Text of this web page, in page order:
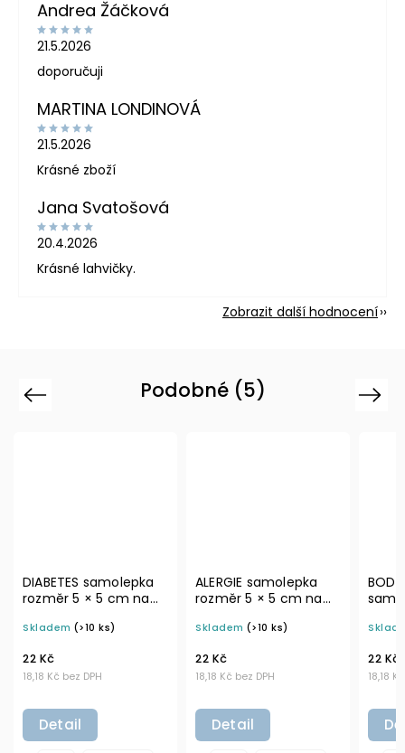
Andrea Žáčková
21.5.2026
doporučuji
MARTINA LONDINOVÁ
21.5.2026
Krásné zboží
Jana Svatošová
20.4.2026
Krásné lahvičky.
Zobrazit další hodnocení
Podobné (5)
Previous
DIABETES samolepka
rozměr 5 × 5 cm na
domácí lékárničky
Skladem (>10 ks)
18,18 Kč bez DPH
22 Kč
Detail
ALERGIE samolepka
rozměr 5 × 5 cm na
domácí lékárničky
Skladem (>10 ks)
18,18 Kč bez DPH
22 Kč
Detail
18,18
22 Kč
Next